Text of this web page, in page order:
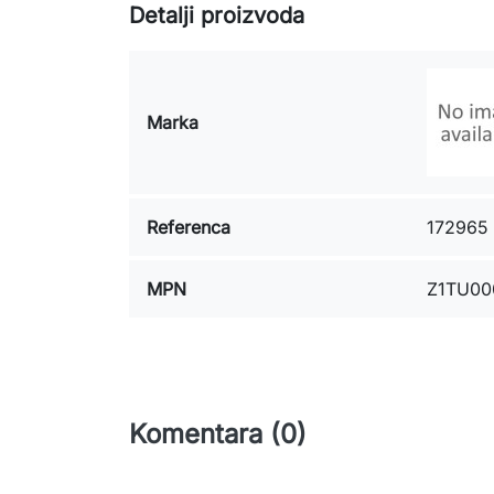
Detalji proizvoda
Marka
Referenca 172965
MPN
Komentara (0)